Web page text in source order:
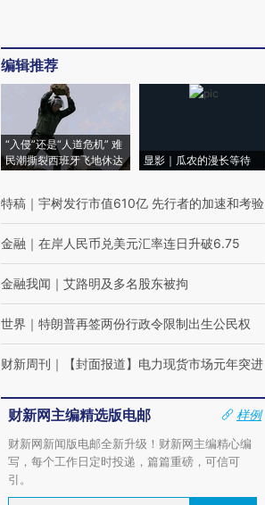
编辑推荐
“入侵”还是“人道危机” 难
民潮撕裂西班牙飞地休达
显影｜瓜农的漫长等待
特稿 ｜ 宇树发行市值610亿 先行者的加速和考验
金融 ｜ 在岸人民币兑美元汇率连日升破6.75
金融我闻 ｜ 艾路明及多名股东被拘
世界 ｜ 特朗普再签两份行政令限制出生公民权
财新周刊 ｜ 【封面报道】电力现货市场元年突进
财新网主编精选版电邮
样例
财新网新闻版电邮全新升级！财新网主编精心编
写，每个工作日定时投递，篇篇重磅，可信可
引。